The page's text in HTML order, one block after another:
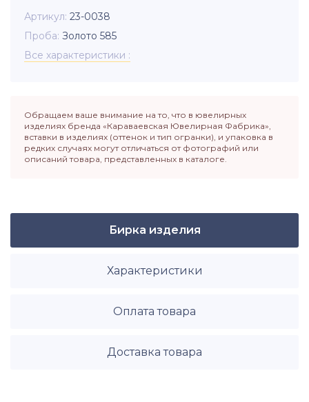
Артикул 23-0038
Проба Золото 585
Все характеристики
Обращаем ваше внимание на то, что в ювелирных
изделиях бренда «Караваевская Ювелирная Фабрика»,
вставки в изделиях (оттенок и тип огранки), и упаковка в
редких случаях могут отличаться от фотографий или
описаний товара, представленных в каталоге.
Бирка изделия
Характеристики
Оплата товара
Доставка товара